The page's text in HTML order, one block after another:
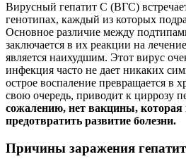
Вирусный гепатит С (ВГС)
генотипах, каждый из которых
Основное различие между
заключается в их реакции на
является наихудшим. Этот вирус
инфекция часто не дает никаких
острое воспаление превращается в
свою очередь, приводит к циррозу
сожалению, нет вакцины, которая
предотвратить развитие болезни.
Причины заражения